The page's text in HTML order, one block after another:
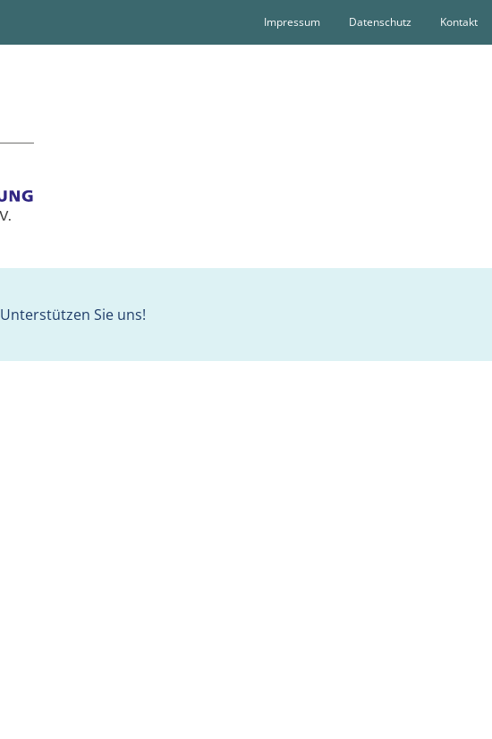
Impressum Datenschutz Kontakt
Unterstützen Sie uns!